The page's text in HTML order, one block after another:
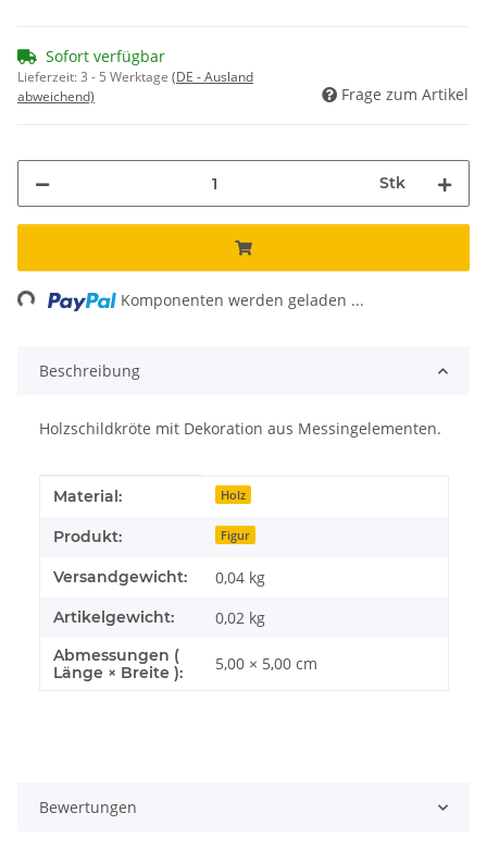
Sofort verfügbar
Lieferzeit:3 - 5 Werktage (DE - Ausland
abweichend)
Frage zum Artikel
Stk
Komponenten werden geladen ...
Beschreibung
Holzschildkröte mit Dekoration aus Messingelementen.
Produkteigenschaft
Wert
Material: Holz
Produkt: Figur
Versandgewicht: 0,04 kg
Artikelgewicht: 0,02 kg
Abmessungen (
Länge × Breite ):
5,00 × 5,00 cm
Bewertungen